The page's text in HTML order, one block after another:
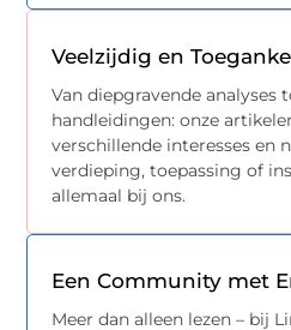
Veelzijdig en
Van diepgravende analyses
handleidingen: onze
verschillende interesses en
verdieping, toepassing of
allemaal bij ons.
Een Community met
Meer dan alleen lezen – bij